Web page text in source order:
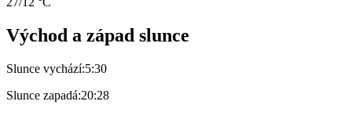
Východ a západ slunce
Slunce vychází:5:30
Slunce zapadá:20:28